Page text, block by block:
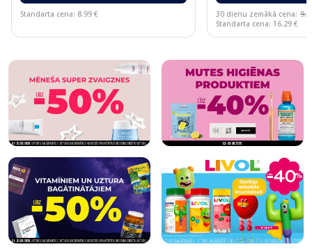
Standarta cena: 8.99 € 30 dienu zemākā cena:
Standarta cena: 16.29 €